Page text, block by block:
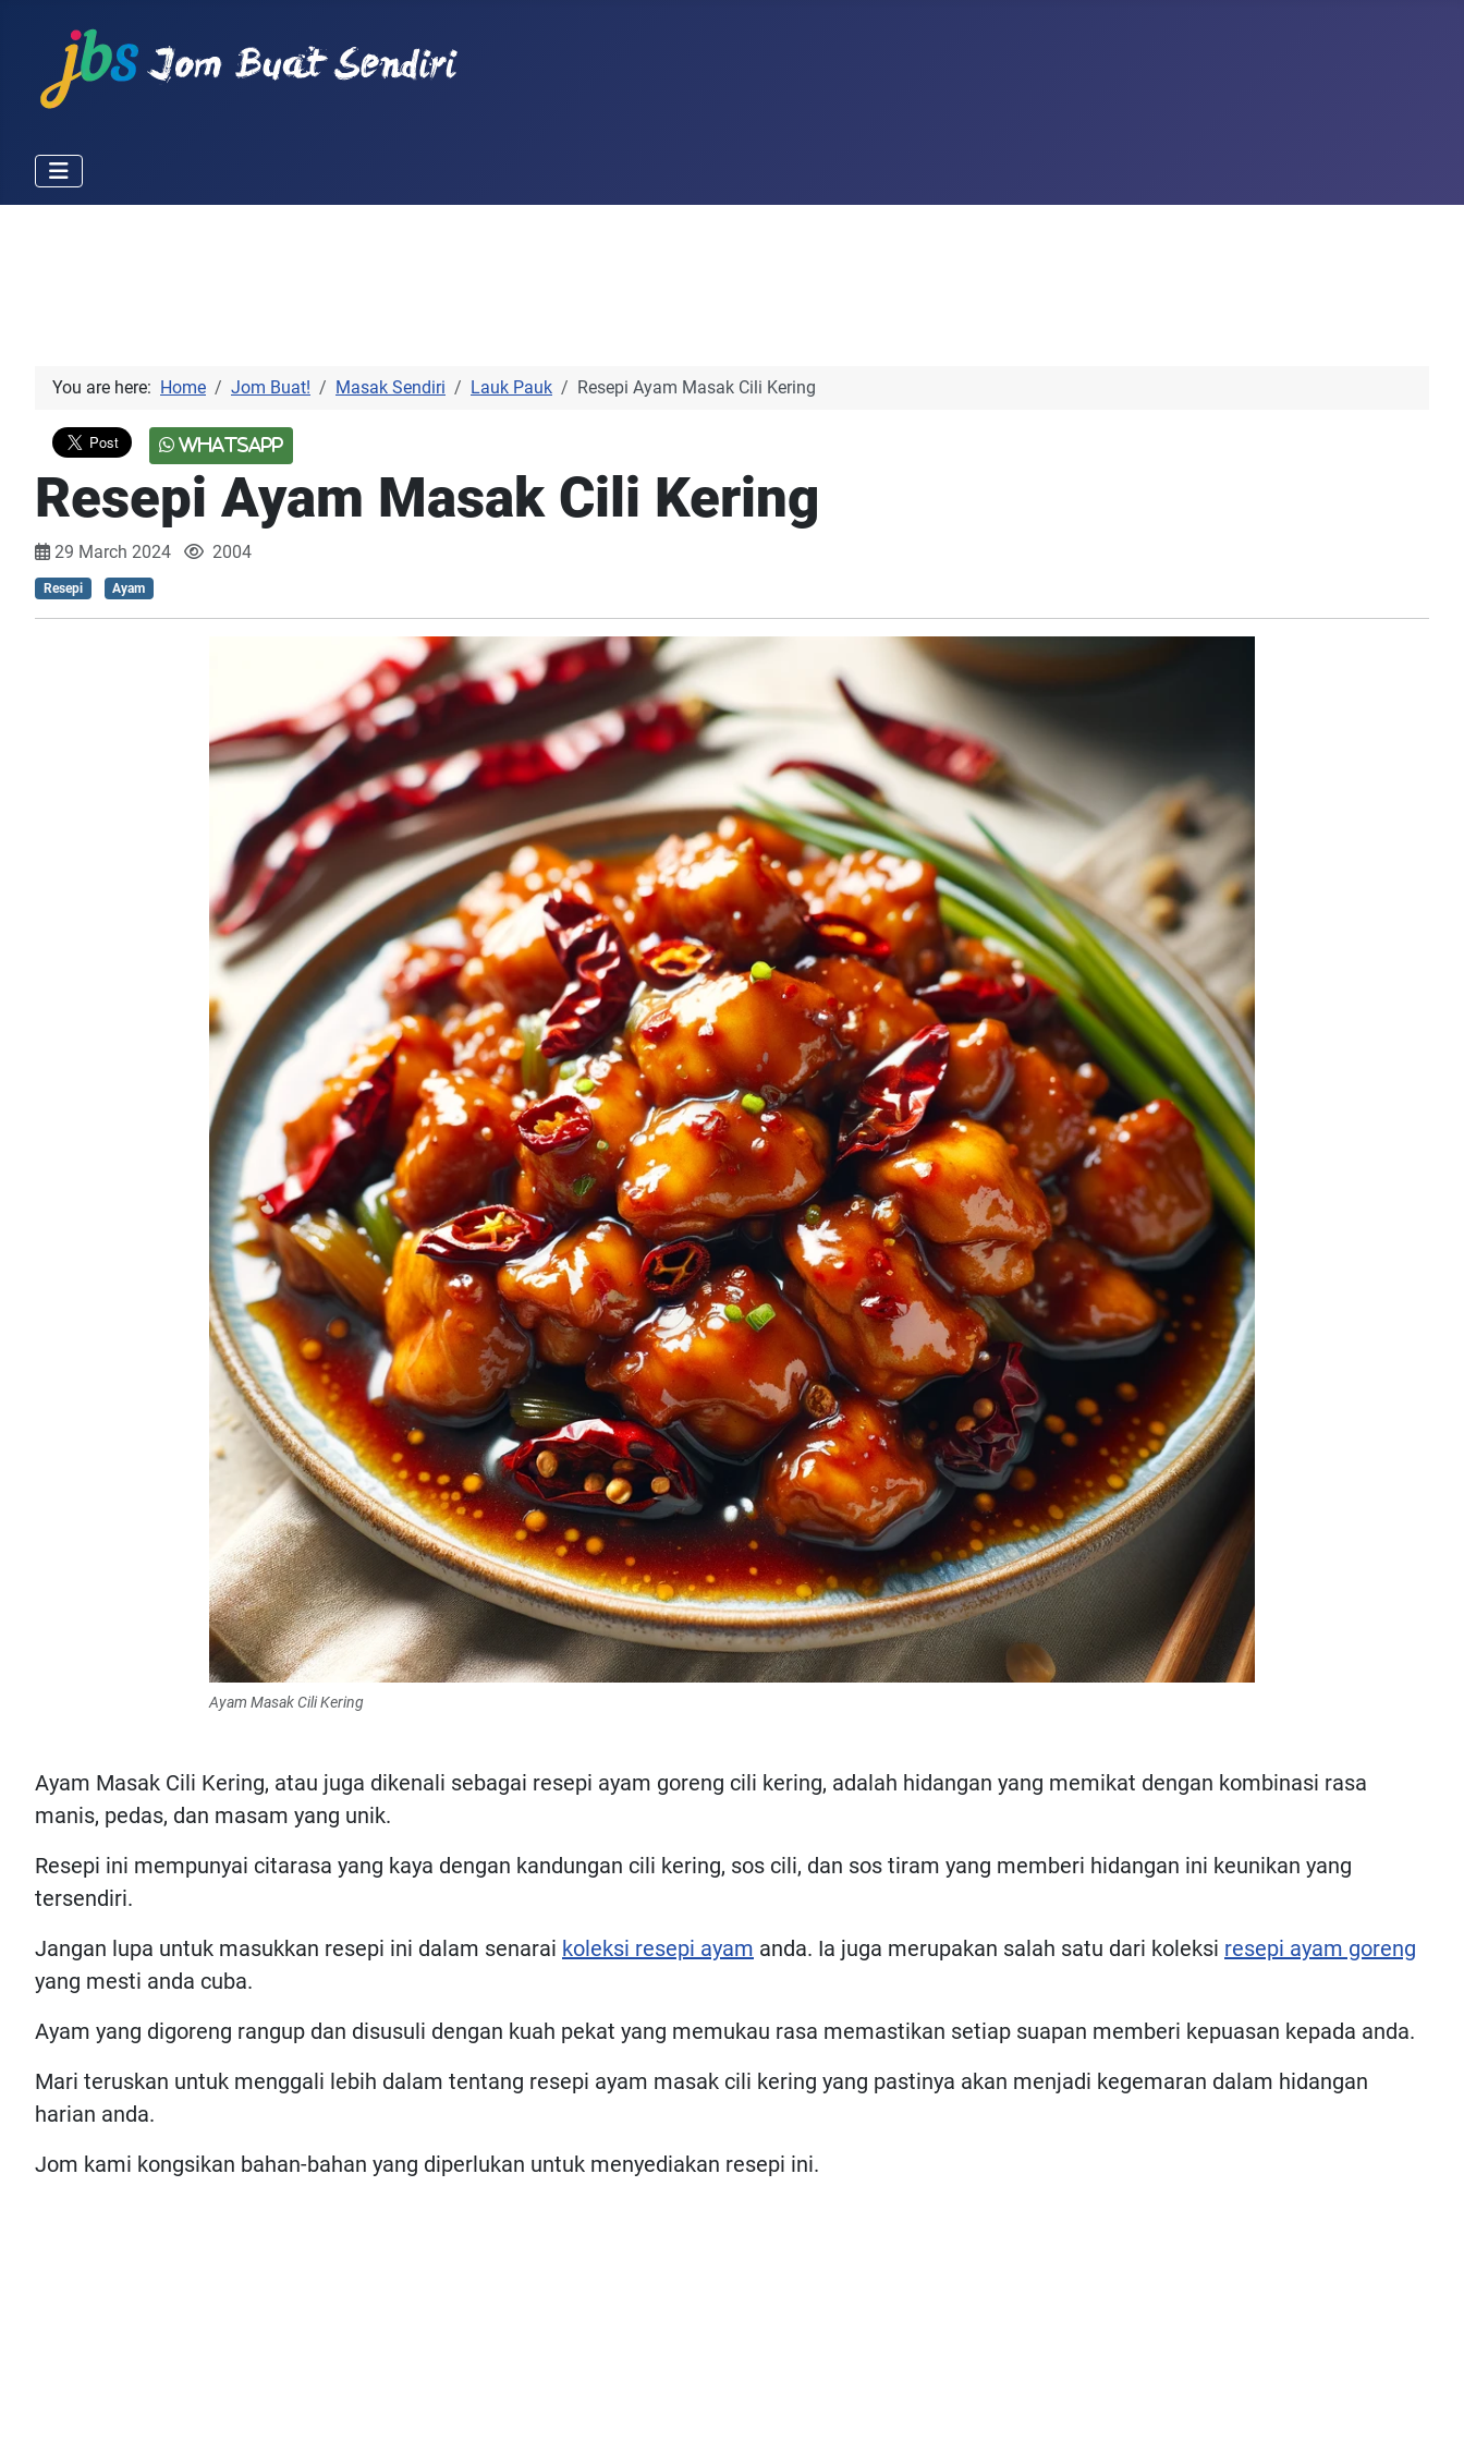
You are here: Home Jom Buat! Masak Sendiri Lauk Pauk Resepi Ayam Masak Cili Kering
WhatsApp
Resepi Ayam Masak Cili Kering
29 March 2024 2004
Resepi Ayam
Ayam Masak Cili Kering
Ayam Masak Cili Kering, atau juga dikenali sebagai resepi ayam goreng cili kering, adalah hidangan yang memikat dengan kombinasi rasa
manis, pedas, dan masam yang unik.
Resepi ini mempunyai citarasa yang kaya dengan kandungan cili kering, sos cili, dan sos tiram yang memberi hidangan ini keunikan yang
tersendiri.
Jangan lupa untuk masukkan resepi ini dalam senarai koleksi resepi ayam anda. Ia juga merupakan salah satu dari koleksi resepi ayam goreng
yang mesti anda cuba.
Ayam yang digoreng rangup dan disusuli dengan kuah pekat yang memukau rasa memastikan setiap suapan memberi kepuasan kepada anda.
Mari teruskan untuk menggali lebih dalam tentang resepi ayam masak cili kering yang pastinya akan menjadi kegemaran dalam hidangan
harian anda.
Jom kami kongsikan bahan-bahan yang diperlukan untuk menyediakan resepi ini.